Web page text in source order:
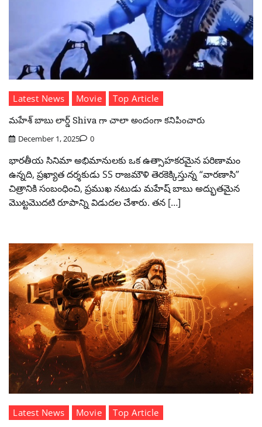
Latest News Movie
Top Article
మహేశ్ బాబు లార్డ్ Shiva గా చాలా అందంగా కనిపించారు
December 1, 2025 0
భారతీయ సినిమా అభిమానులకు ఒక ఉత్సాహకరమైన పరిణామం
ఉన్నది, ప్రఖ్యాత దర్శకుడు SS రాజమౌళి తెరకెక్కిస్తున్న “వారణాసి”
చిత్రానికి సంబంధించి, ప్రముఖ నటుడు మహేష్ బాబు అద్భుతమైన
మొట్టమొదటి రూపాన్ని విడుదల చేశారు. తన […]
Latest News Movie
Top Article